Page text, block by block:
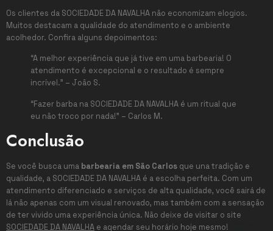
Os clientes da SOCIEDADE DA NAVALHA não economizam elogios.
Muitos destacam a qualidade do atendimento e o ambiente
acolhedor. Confira alguns depoimentos:
“A melhor experiência que já tive em uma barbearia! O
atendimento é excepcional e o resultado é sempre
incrível.” – João S.
“Fazer barba na SOCIEDADE DA NAVALHA é um ritual que
eu não troco por nada!” – Carlos M.
Conclusão
Se você busca uma barbearia em São Carlos que una tradição e
qualidade, a SOCIEDADE DA NAVALHA é a escolha perfeita. Com um
atendimento diferenciado e serviços de alta qualidade, você sairá de
lá não apenas com um visual renovado, mas também com a sensação
de ter vivido uma experiência única. Não deixe de visitar o site
SOCIEDADE DA NAVALHA e agendar seu horário hoje mesmo!